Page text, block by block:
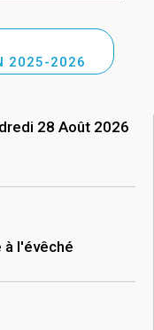
2025-2026
28 Août 2026
à l'évêché